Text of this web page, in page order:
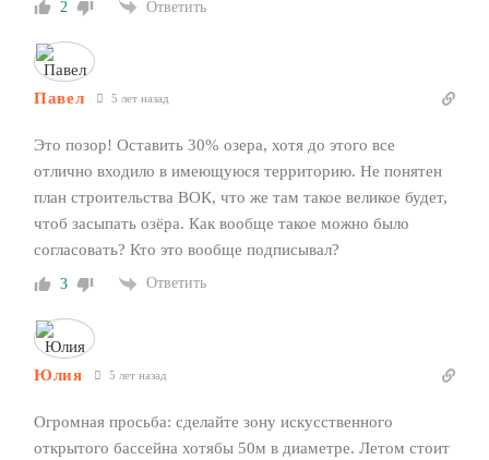
2 Ответить
Павел 5 лет назад
Это позор! Оставить 30% озера, хотя до этого все
отлично входило в имеющуюся территорию. Не понятен
план строительства ВОК, что же там такое великое будет,
чтоб засыпать озёра. Как вообще такое можно было
согласовать? Кто это вообще подписывал?
3 Ответить
Юлия 5 лет назад
Огромная просьба: сделайте зону искусственного
открытого бассейна хотябы 50м в диаметре. Летом стоит